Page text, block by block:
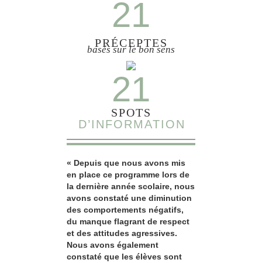
21
PRÉCEPTES
basés sur le bon sens
21
SPOTS
D’INFORMATION
« Depuis que nous avons mis
en place ce programme lors de
la dernière année scolaire, nous
avons constaté une diminution
des comportements négatifs,
du manque flagrant de respect
et des attitudes agressives.
Nous avons également
constaté que les élèves sont